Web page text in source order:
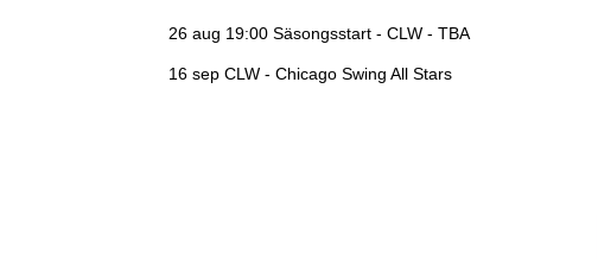
26 aug 19:00 Säsongsstart - CLW - TBA
16 sep CLW - Chicago Swing All Stars